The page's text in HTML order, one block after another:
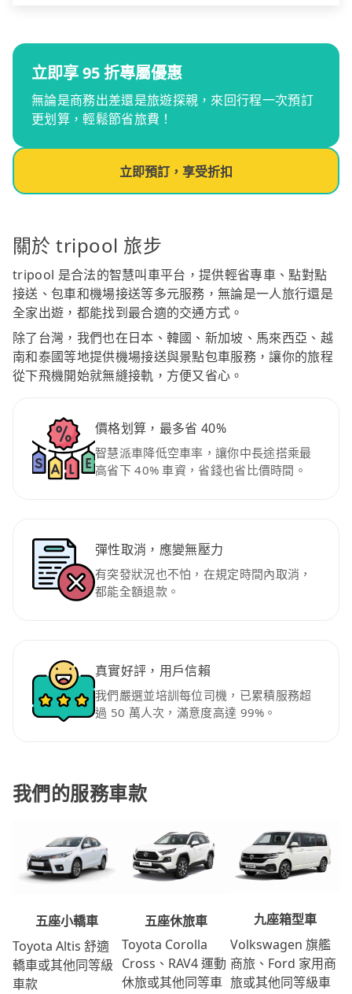
立即享 95 折專屬優惠
無論是商務出差還是旅遊探親，來回行程一次預訂
更划算，輕鬆節省旅費！
立即預訂，享受折扣
關於 tripool 旅步
tripool 是合法的智慧叫車平台，提供輕省專車、點對點
接送、包車和機場接送等多元服務，無論是一人旅行還是
全家出遊，都能找到最合適的交通方式。
除了台灣，我們也在日本、韓國、新加坡、馬來西亞、越
南和泰國等地提供機場接送與景點包車服務，讓你的旅程
從下飛機開始就無縫接軌，方便又省心。
價格划算，最多省 40%
智慧派車降低空車率，讓你中長途搭乘最
高省下 40% 車資，省錢也省比價時間。
彈性取消，應變無壓力
有突發狀況也不怕，在規定時間內取消，
都能全額退款。
真實好評，用戶信賴
我們嚴選並培訓每位司機，已累積服務超
過 50 萬人次，滿意度高達 99%。
我們的服務車款
五座小轎車
Toyota Altis 舒適
轎車或其他同等級
車款
五座休旅車
Toyota Corolla
Cross、RAV4 運動
休旅或其他同等車
九座箱型車
Volkswagen 旗艦
商旅、Ford 家用商
旅或其他同等級車